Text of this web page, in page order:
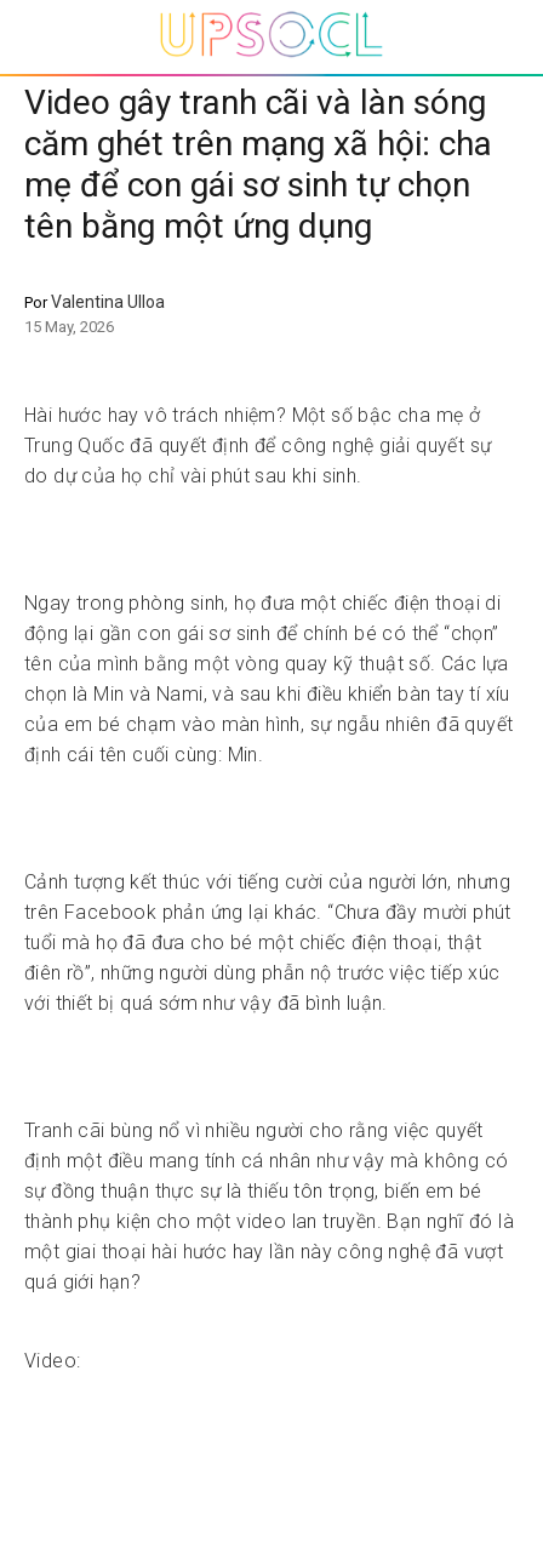
Video gây tranh cãi và làn sóng
căm ghét trên mạng xã hội: cha
mẹ để con gái sơ sinh tự chọn
tên bằng một ứng dụng
PorValentina Ulloa
15 May, 2026
Hài hước hay vô trách nhiệm? Một số bậc cha mẹ ở
Trung Quốc đã quyết định để công nghệ giải quyết sự
do dự của họ chỉ vài phút sau khi sinh.
Ngay trong phòng sinh, họ đưa một chiếc điện thoại di
động lại gần con gái sơ sinh để chính bé có thể “chọn”
tên của mình bằng một vòng quay kỹ thuật số. Các lựa
chọn là Min và Nami, và sau khi điều khiển bàn tay tí xíu
của em bé chạm vào màn hình, sự ngẫu nhiên đã quyết
định cái tên cuối cùng: Min.
Cảnh tượng kết thúc với tiếng cười của người lớn, nhưng
trên Facebook phản ứng lại khác. “Chưa đầy mười phút
tuổi mà họ đã đưa cho bé một chiếc điện thoại, thật
điên rồ”, những người dùng phẫn nộ trước việc tiếp xúc
với thiết bị quá sớm như vậy đã bình luận.
Tranh cãi bùng nổ vì nhiều người cho rằng việc quyết
định một điều mang tính cá nhân như vậy mà không có
sự đồng thuận thực sự là thiếu tôn trọng, biến em bé
thành phụ kiện cho một video lan truyền. Bạn nghĩ đó là
một giai thoại hài hước hay lần này công nghệ đã vượt
quá giới hạn?
Video: